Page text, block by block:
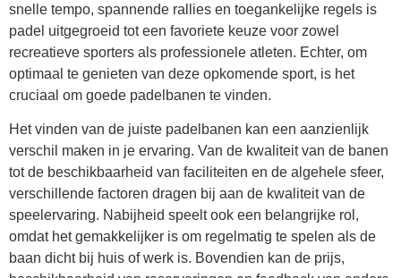
snelle tempo, spannende rallies en toegankelijke regels is
padel uitgegroeid tot een favoriete keuze voor zowel
recreatieve sporters als professionele atleten. Echter, om
optimaal te genieten van deze opkomende sport, is het
cruciaal om goede padelbanen te vinden.
Het vinden van de juiste padelbanen kan een aanzienlijk
verschil maken in je ervaring. Van de kwaliteit van de banen
tot de beschikbaarheid van faciliteiten en de algehele sfeer,
verschillende factoren dragen bij aan de kwaliteit van de
speelervaring. Nabijheid speelt ook een belangrijke rol,
omdat het gemakkelijker is om regelmatig te spelen als de
baan dicht bij huis of werk is. Bovendien kan de prijs,